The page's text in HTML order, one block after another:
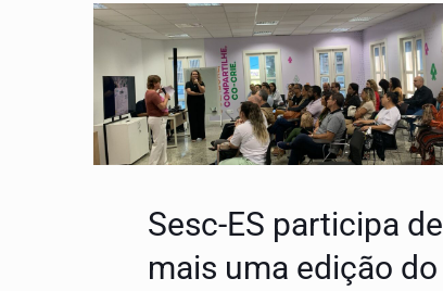
Sesc-ES participa de
mais uma edição do